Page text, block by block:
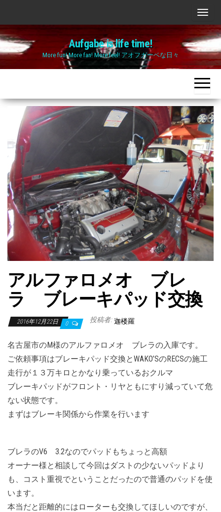
the
content
ナ
ビ
ゲ
ー
シ
ョ
ン
切
り
替
え
Aufgabe is life time!
More fun! More fan! More feel! アオフガーベな日々
アルファロメオ ブレ
ラ ブレーキパッド交換
2016年12月22日 0 投稿者: 迦楼羅
名古屋市のM様のアルファロメオ ブレラの入庫です。
ご依頼事項はブレーキパッド交換とWAKO’SのRECSの施工
走行が１３万キロとかなり乗っているおクルマ
ブレーキパッドがフロント・リヤともにすり減っていて危
ない状態です。
まずはブレーキ関係から作業を行います
ブレラのV6 3.2なのでパッドもちょっと高額
オーナー様と相談して今回はダストの少ないパッドより
も、コスト重視でということだったので普通のパッドを使
います。
本当だと距離的にはローターも交換してほしいのですが、